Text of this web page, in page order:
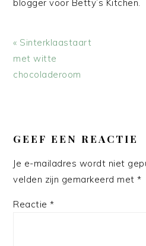
blogger voor Betty’s Kitchen.
Vorig
bericht:
« Sinterklaastaart
met witte
chocoladeroom
INTERACTIES
GEEF EEN REACTIE
Je e-mailadres wordt niet
velden zijn gemarkeerd met*
Reactie*